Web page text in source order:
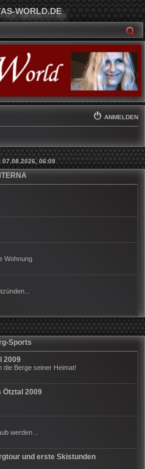
WORLD.DE
ANMELDEN
07.08.2026, 06:09
Wohnung
Sports
2009
die Berge seiner Heimat!
2009
werden ..
und erste Skistunden